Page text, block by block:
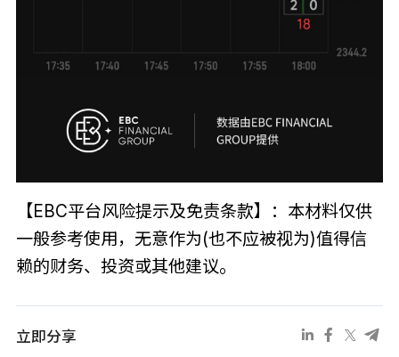
【EBC平台风险提示及免责条款】：本材料仅供
一般参考使用，无意作为(也不应被视为)值得信
赖的财务、投资或其他建议。
立即分享